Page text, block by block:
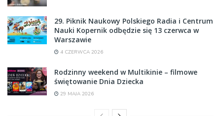
29. Piknik Naukowy Polskiego Radia i Centrum
Nauki Kopernik odbędzie się 13 czerwca w
Warszawie
4 CZERWCA 2026
Rodzinny weekend w Multikinie – filmowe
świętowanie Dnia Dziecka
29 MAJA 2026